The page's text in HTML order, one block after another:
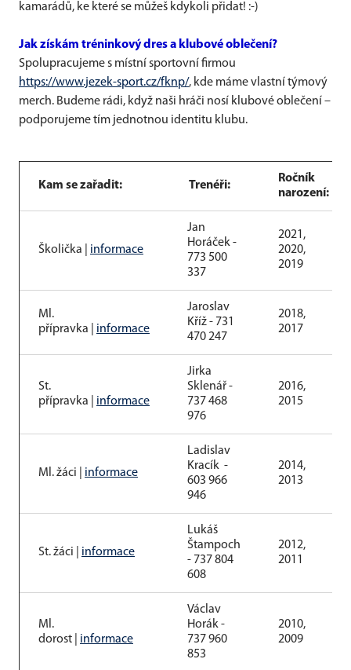
kamarádů, ke které se můžeš kdykoli přidat! :-)
Jak získám tréninkový dres a klubové oblečení?
Spolupracujeme s místní sportovní firmou
https://www.jezek-sport.cz/fknp/, kde máme vlastní týmový
merch. Budeme rádi, když naši hráči nosí klubové oblečení –
podporujeme tím jednotnou identitu klubu.
Kam se zařadit: Trenéři:
Ročník
narození:
Školička | informace
Jan
Horáček -
773 500
337
2021,
2020,
2019
Ml.
přípravka | informace
Jaroslav
Kříž - 731
470 247
2018,
2017
St.
přípravka | informace
Jirka
Sklenář -
737 468
976
2016,
2015
Ml. žáci | informace
Ladislav
Kracík -
603 966
946
2014,
2013
St. žáci | informace
Lukáš
Štampoch
- 737 804
608
2012,
2011
Ml.
dorost | informace
Václav
Horák -
737 960
853
2010,
2009